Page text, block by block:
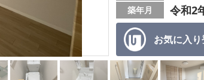
お気に入り
築年月 令和2